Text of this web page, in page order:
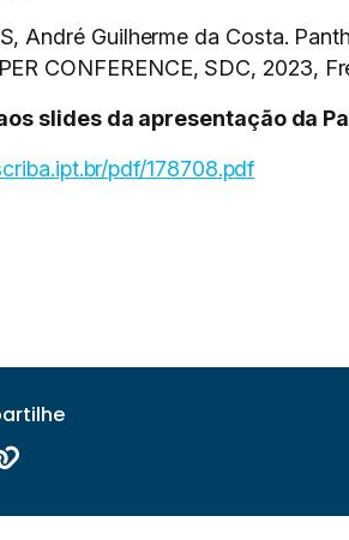
André Guilherme da Costa.
CONFERENCE, SDC, 2023,
slides da apresentação da
pdf/178708.pdf